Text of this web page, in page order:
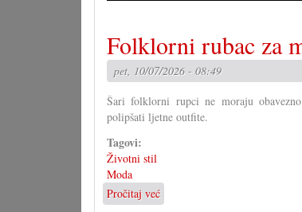
Folklorni rubac za
pet, 10/07/2026 - 08:49
Šari folklorni rupci ne moraju
polipšati ljetne outfite.
Tagovi:
Životni stil
Moda
Pročitaj već